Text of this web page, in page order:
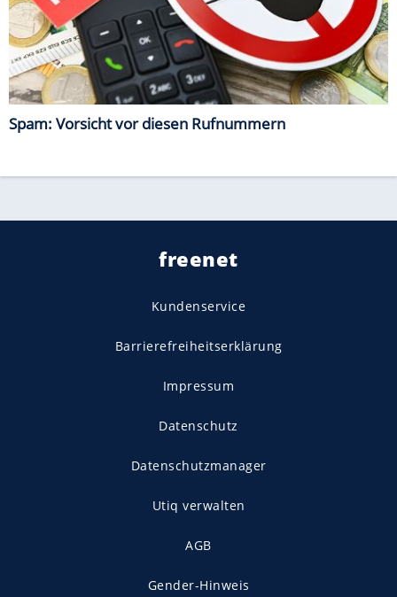
Spam: Vorsicht vor diesen Rufnummern
freenet
Kundenservice
Barrierefreiheitserklärung
Impressum
Datenschutz
Datenschutzmanager
Utiq verwalten
AGB
Gender-Hinweis